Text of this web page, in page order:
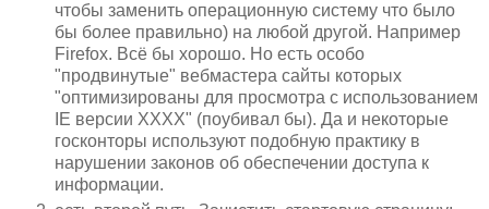
чтобы заменить операционную систему что было
бы более правильно) на любой другой. Например
Firefox. Всё бы хорошо. Но есть особо
"продвинутые" вебмастера сайты которых
"оптимизированы для просмотра с использованием
IE версии ХХХХ" (поубивал бы). Да и некоторые
госконторы используют подобную практику в
нарушении законов об обеспечении доступа к
информации.